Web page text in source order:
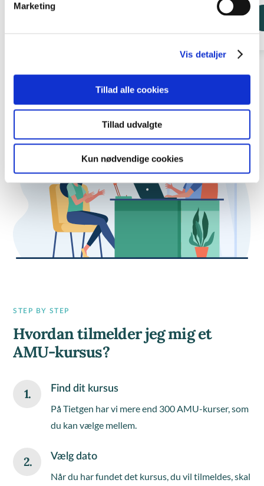
Marketing
Vis detaljer
Tillad alle cookies
Tillad udvalgte
Kun nødvendige cookies
STEP BY STEP
Hvordan tilmelder jeg mig et
AMU-kursus?
1. Find dit kursus
På Tietgen har vi mere end 300 AMU-kurser, som
du kan vælge mellem.
2. Vælg dato
Når du har fundet det kursus, du vil tilmeldes, skal